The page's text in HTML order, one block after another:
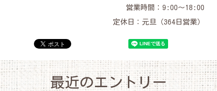
営業時間：9:00～18:00
定休日：元旦（364日営業）
最近のエントリー